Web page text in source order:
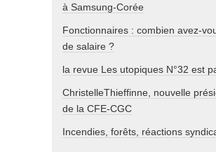
à Samsung-Corée
Fonctionnaires : combien avez-
de salaire ?
la revue Les utopiques N°32 est
ChristelleThieffinne, nouvelle
de la CFE-CGC
Incendies, forêts, réactions